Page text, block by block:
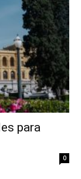
para
0